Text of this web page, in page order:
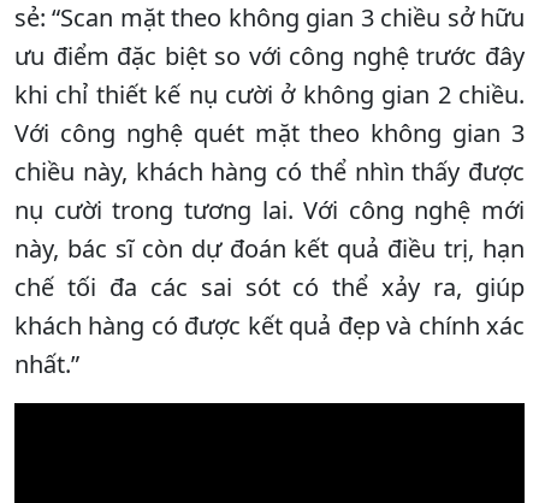
sẻ: “Scan mặt theo không gian 3 chiều sở hữu
ưu điểm đặc biệt so với công nghệ trước đây
khi chỉ thiết kế nụ cười ở không gian 2 chiều.
Với công nghệ quét mặt theo không gian 3
chiều này, khách hàng có thể nhìn thấy được
nụ cười trong tương lai. Với công nghệ mới
này, bác sĩ còn dự đoán kết quả điều trị, hạn
chế tối đa các sai sót có thể xảy ra, giúp
khách hàng có được kết quả đẹp và chính xác
nhất.”